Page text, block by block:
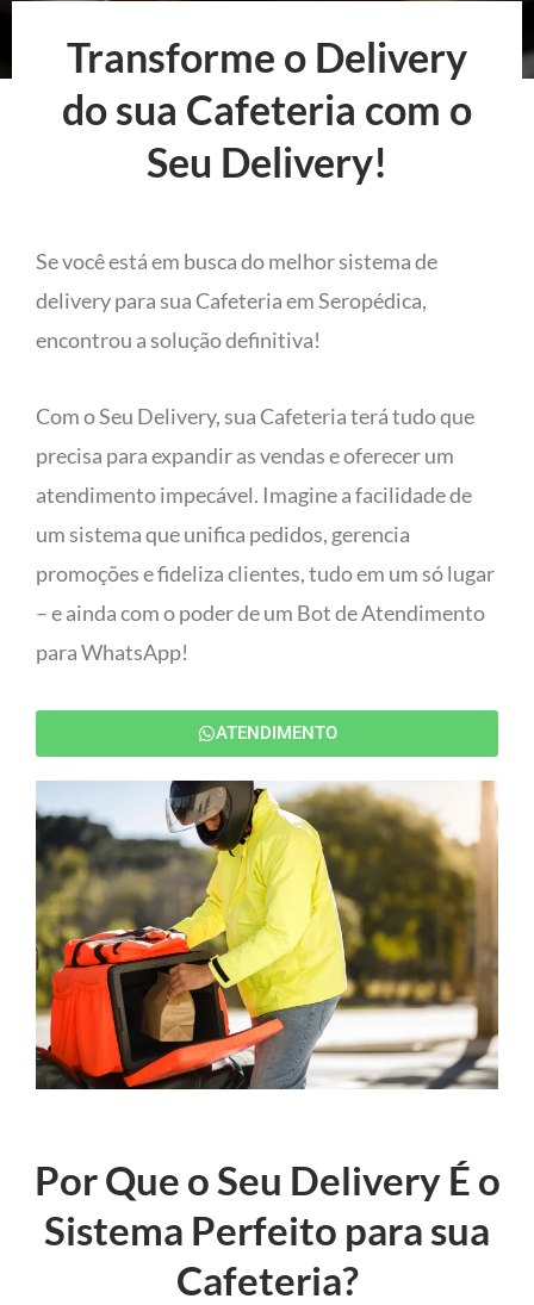
Transforme o Delivery
do sua Cafeteria com o
Seu Delivery!
Se você está em busca do melhor sistema de
delivery para sua Cafeteria em Seropédica,
encontrou a solução definitiva!
Com o Seu Delivery, sua Cafeteria terá tudo que
precisa para expandir as vendas e oferecer um
atendimento impecável. Imagine a facilidade de
um sistema que unifica pedidos, gerencia
promoções e fideliza clientes, tudo em um só lugar
– e ainda com o poder de um Bot de Atendimento
para WhatsApp!
ATENDIMENTO
Por Que o Seu Delivery É o
Sistema Perfeito para sua
Cafeteria?